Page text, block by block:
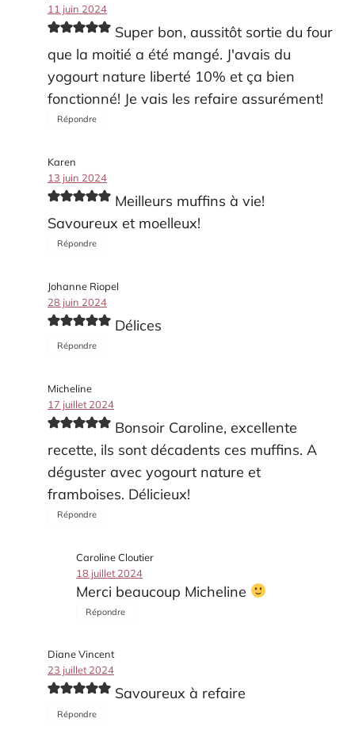
11 juin 2024
Super bon, aussitôt sortie du four
que la moitié a été mangé. J'avais du
yogourt nature liberté 10% et ça bien
fonctionné! Je vais les refaire assurément!
Répondre
Karen
13 juin 2024
Meilleurs muffins à vie!
Savoureux et moelleux!
Répondre
Johanne Riopel
28 juin 2024
Délices
Répondre
Micheline
17 juillet 2024
Bonsoir Caroline, excellente
recette, ils sont décadents ces muffins. A
déguster avec yogourt nature et
framboises. Délicieux!
Répondre
Caroline Cloutier
18 juillet 2024
Merci beaucoup Micheline
Répondre
Diane Vincent
23 juillet 2024
Savoureux à refaire
Répondre